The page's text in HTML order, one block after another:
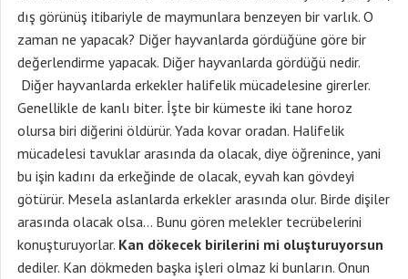
dış görünüş itibariyle de maymunlara benzeyen bir varlık. O
zaman ne yapacak? Diğer hayvanlarda gördüğüne göre bir
değerlendirme yapacak. Diğer hayvanlarda gördüğü nedir.
Diğer hayvanlarda erkekler halifelik mücadelesine girerler.
Genellikle de kanlı biter. İşte bir kümeste iki tane horoz
olursa biri diğerini öldürür. Yada kovar oradan. Halifelik
mücadelesi tavuklar arasında da olacak, diye öğrenince, yani
bu işin kadını da erkeğinde de olacak, eyvah kan gövdeyi
götürür. Mesela aslanlarda erkekler arasında olur. Birde dişiler
arasında olacak olsa… Bunu gören melekler tecrübelerini
konuşturuyorlar. Kan dökecek birilerini mi oluşturuyorsun
dediler. Kan dökmeden başka işleri olmaz ki bunların. Onun